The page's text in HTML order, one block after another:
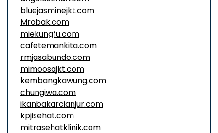
bluejasminejkt.com
Mrobak.com
miekungfu.com
cafetemankita.com
rmjasabundo.com
mimoosajkt.com
kembangkawung.com
chungiwa.com
ikanbakarcianjur.com
kpjisehat.com
mitrasehatklinik.com